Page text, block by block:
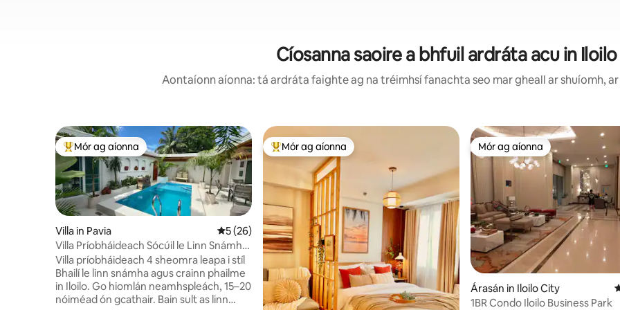
Cíosanna saoire a bhfuil ardráta acu in
Aontaíonn aíonna: tá ardráta faighte ag na tréimhsí fanachta seo mar gheall ar shuíomh,
An-mhór ag aíonna
Mór ag aíonna
Villa in Pavia Meánrátáil 5 as 5, 26 léirmheas
5 (26)
Villa Príobháideach Sócúil le Linn Snámha,
spreagtha ag Bali • Iloilo
Villa príobháideach 4 sheomra leapa i stíl
Bhailí le linn snámha agus crainn phailme
in Iloilo. Go hiomlán neamhspleách, 15–20
nóiméad ón gcathair. Bain sult as linn
An-mhór ag aíonna
Mór ag aíonna Mór ag aíonna
Mór ag aíonna
Árasán in Iloilo City
1BR Condo Iloilo Business Park